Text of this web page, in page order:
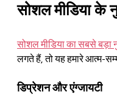
सोशल मीडिया के
सोशल मीडिया का सबसे बड़ा
लगते हैं, तो यह हमारे आत्म-
डिप्रेशन और एंग्जायटी